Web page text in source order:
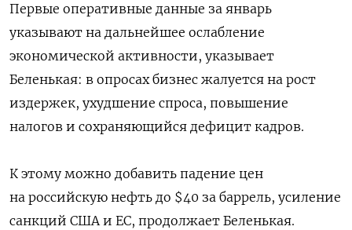
Первые оперативные данные за январь
указывают на дальнейшее ослабление
экономической активности, указывает
Беленькая: в опросах бизнес жалуется на рост
издержек, ухудшение спроса, повышение
налогов и сохраняющийся дефицит кадров.
К этому можно добавить падение цен
на российскую нефть до $40 за баррель, усиление
санкций США и ЕС, продолжает Беленькая.